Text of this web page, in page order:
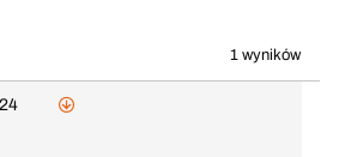
1 wyników
24